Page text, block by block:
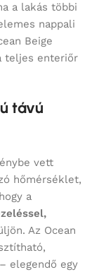
a lakás többi
nappali
Beige
teljes enteriőr
távú
vett
hőmérséklet,
a
Az Ocean
elegendő egy